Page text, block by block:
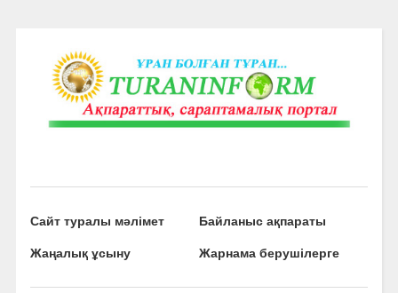
Сайт туралы мәлімет Байланыс ақпараты
Жаңалық ұсыну Жарнама берушілерге